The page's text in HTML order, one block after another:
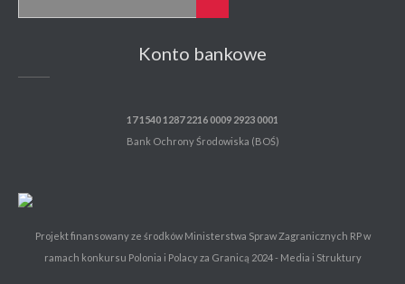
Konto bankowe
17 1540 1287 2216 0009 2923 0001
Bank Ochrony Środowiska (BOŚ)
Projekt finansowany ze środków Ministerstwa Spraw Zagranicznych RP w
ramach konkursu Polonia i Polacy za Granicą 2024 - Media i Struktury